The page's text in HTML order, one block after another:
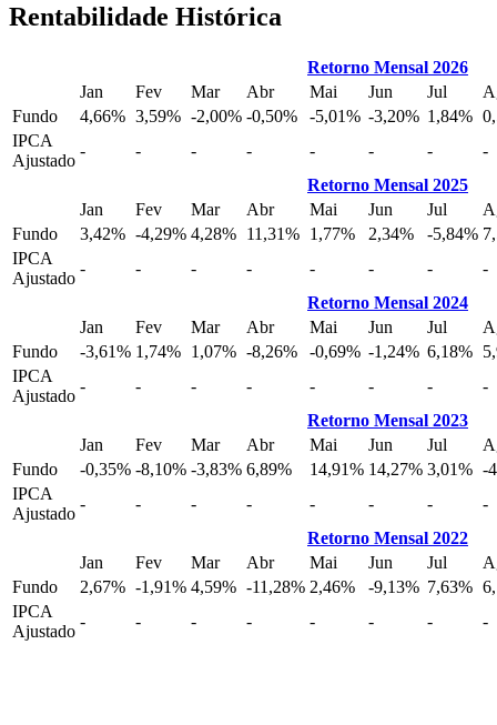
Rentabilidade Histórica
Retorno Mensal 2026
Jan
Fev Mar Abr Mai Jun Jul
Fundo
4,66% 3,59% -2,00% -0,50% -5,01% -3,20% 1,84%
IPCA
Ajustado
- - - - - - -
-
Retorno Mensal 2025
Jan
Fev Mar Abr Mai Jun Jul
Fundo
3,42% -4,29% 4,28% 11,31% 1,77% 2,34% -5,84%
IPCA
Ajustado
- - - - - - -
-
Retorno Mensal 2024
Jan
Fev Mar Abr Mai Jun Jul
Fundo
-3,61% 1,74% 1,07% -8,26% -0,69% -1,24% 6,18%
IPCA
Ajustado
- - - - - - -
-
Retorno Mensal 2023
Jan
Fev Mar Abr Mai Jun Jul
Fundo
-0,35% -8,10% -3,83% 6,89% 14,91% 14,27% 3,01% -
IPCA
Ajustado
- - - - - - -
-
Retorno Mensal 2022
Jan
Fev Mar Abr Mai Jun Jul
Fundo
2,67% -1,91% 4,59% -11,28% 2,46% -9,13% 7,63%
IPCA
Ajustado
- - - - - - - -